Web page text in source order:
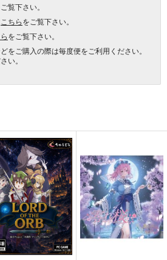
覧下さい。
こちらをご覧下さい。
をご覧下さい。
をご購入の際は毎度便をご利用ください。
い。